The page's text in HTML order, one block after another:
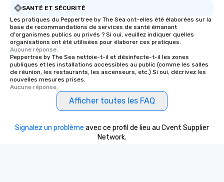
SANTÉ ET SÉCURITÉ
Les pratiques du Peppertree by The Sea ont-elles été élaborées sur la
base de recommandations de services de santé émanant
d'organismes publics ou privés ? Si oui, veuillez indiquer quelles
organisations ont été utilisées pour élaborer ces pratiques.
Aucune réponse.
Peppertree by The Sea nettoie-t-il et désinfecte-t-il les zones
publiques et les installations accessibles au public (comme les salles
de réunion, les restaurants, les ascenseurs, etc.) Si oui, décrivez les
nouvelles mesures prises.
Aucune réponse.
Afficher toutes les FAQ
Signalez un problème avec ce profil de lieu au Cvent Supplier
Network.